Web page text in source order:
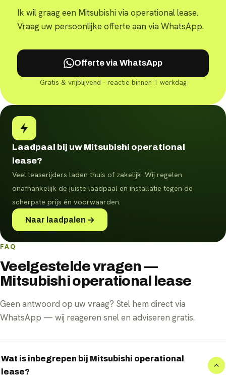
Ik wil graag een Mitsubishi via operational lease.
Vraag uw persoonlijke offerte aan via WhatsApp.
Offerte via WhatsApp
Gratis & vrijblijvend · reactie binnen 1 werkdag
Laadpaal bij uw Mitsubishi operational
lease?
Veel leaserijders laden thuis of zakelijk. Wij regelen
onafhankelijk de juiste laadpaal en installatie tegen de
scherpste prijs én voorwaarden.
Naar laadpalen →
FAQ
Veelgestelde vragen —
Mitsubishi operational lease
Geen antwoord op uw vraag? Stel hem direct via
WhatsApp — wij reageren snel en adviseren gratis.
Wat is inbegrepen bij Mitsubishi operational
lease?